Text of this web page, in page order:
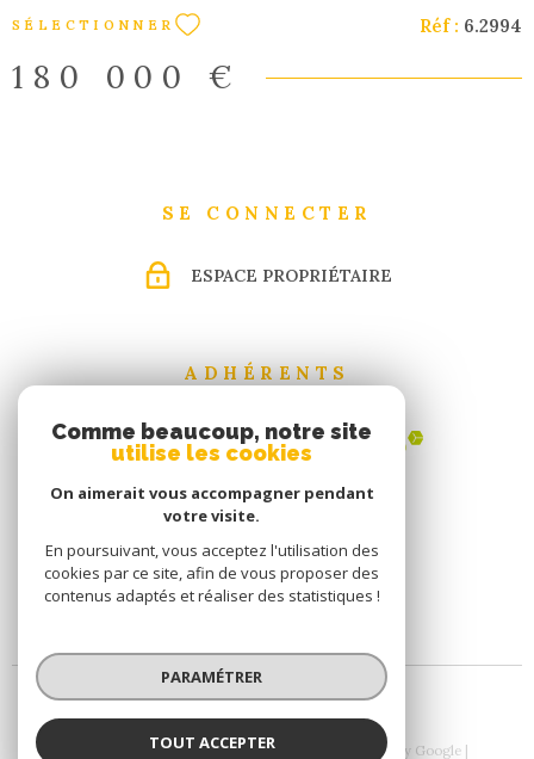
d'eau et un WC indépendant Les points forts : Au total
2404 m2 constructible, Une cour intérieure fermée avec un
Préau de 25 m2, Un four à pain, Potentiel de
transformation de la grange en gîte Un gros potentiel sur
contacter pour avoir plus d'informations ... Les
sont disponibles sur le site Géorisques
SÉLECTIONNER Réf : 6.2994
180 000 €
SE CONNECTER
ESPACE PROPRIÉTAIRE
ADHÉRENTS
© 2026 | Tous droits réservés | Traduction powered by Google |
Comme beaucoup, notre site
utilise les cookies
On aimerait vous accompagner pendant
votre visite.
En poursuivant, vous acceptez l'utilisation des
cookies par ce site, afin de vous proposer des
contenus adaptés et réaliser des statistiques !
PARAMÉTRER
TOUT ACCEPTER